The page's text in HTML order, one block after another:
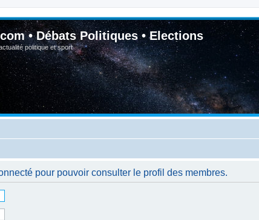
• Débats Politiques • Elections
politique et sport
pour pouvoir consulter le profil des membres.